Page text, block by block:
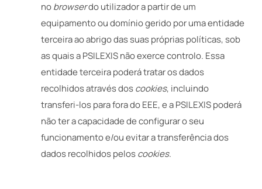
nobrowserdo utilizador a partir de um
equipamento ou domínio gerido por uma entidade
terceira ao abrigo das suas próprias políticas, sob
as quais a PSILEXIS não exerce controlo. Essa
entidade terceira poderá tratar os dados
recolhidos através doscookies, incluindo
transferi-los para fora do EEE, e a PSILEXIS poderá
não ter a capacidade de configurar o seu
funcionamento e/ou evitar a transferência dos
dados recolhidos peloscookies.